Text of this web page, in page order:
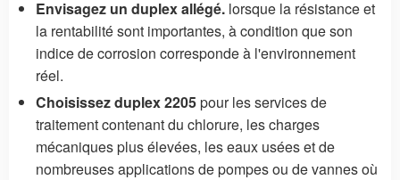
Envisagez un duplex allégé. lorsque la résistance et
la rentabilité sont importantes, à condition que son
indice de corrosion corresponde à l'environnement
réel.
Choisissez duplex 2205pour les services de
traitement contenant du chlorure, les charges
mécaniques plus élevées, les eaux usées et de
nombreuses applications de pompes ou de vannes où